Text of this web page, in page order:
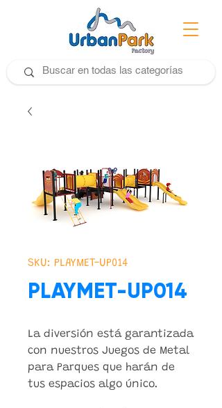
SKU: PLAYMET-UP014
PLAYMET-UP014
La diversión está garantizada
con nuestros Juegos de Metal
para Parques que harán de
tus espacios algo único.